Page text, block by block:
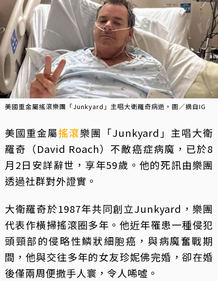
美國重金屬搖滾樂團「Junkyard」主唱大衛羅奇病逝。圖／摘自IG
美國重金屬搖滾樂團「Junkyard」主唱大衛
羅奇（David Roach）不敵癌症病魔，已於8
月2日安詳辭世，享年59歲。他的死訊由樂團
透過社群對外證實。
大衛羅奇於1987年共同創立Junkyard，樂團
代表作橫掃搖滾圈多年。他近年罹患一種侵犯
頭頸部的侵略性鱗狀細胞癌，與病魔奮戰期
間，他與交往多年的女友珍妮佛完婚，卻在婚
後僅兩周便撒手人寰，令人唏噓。